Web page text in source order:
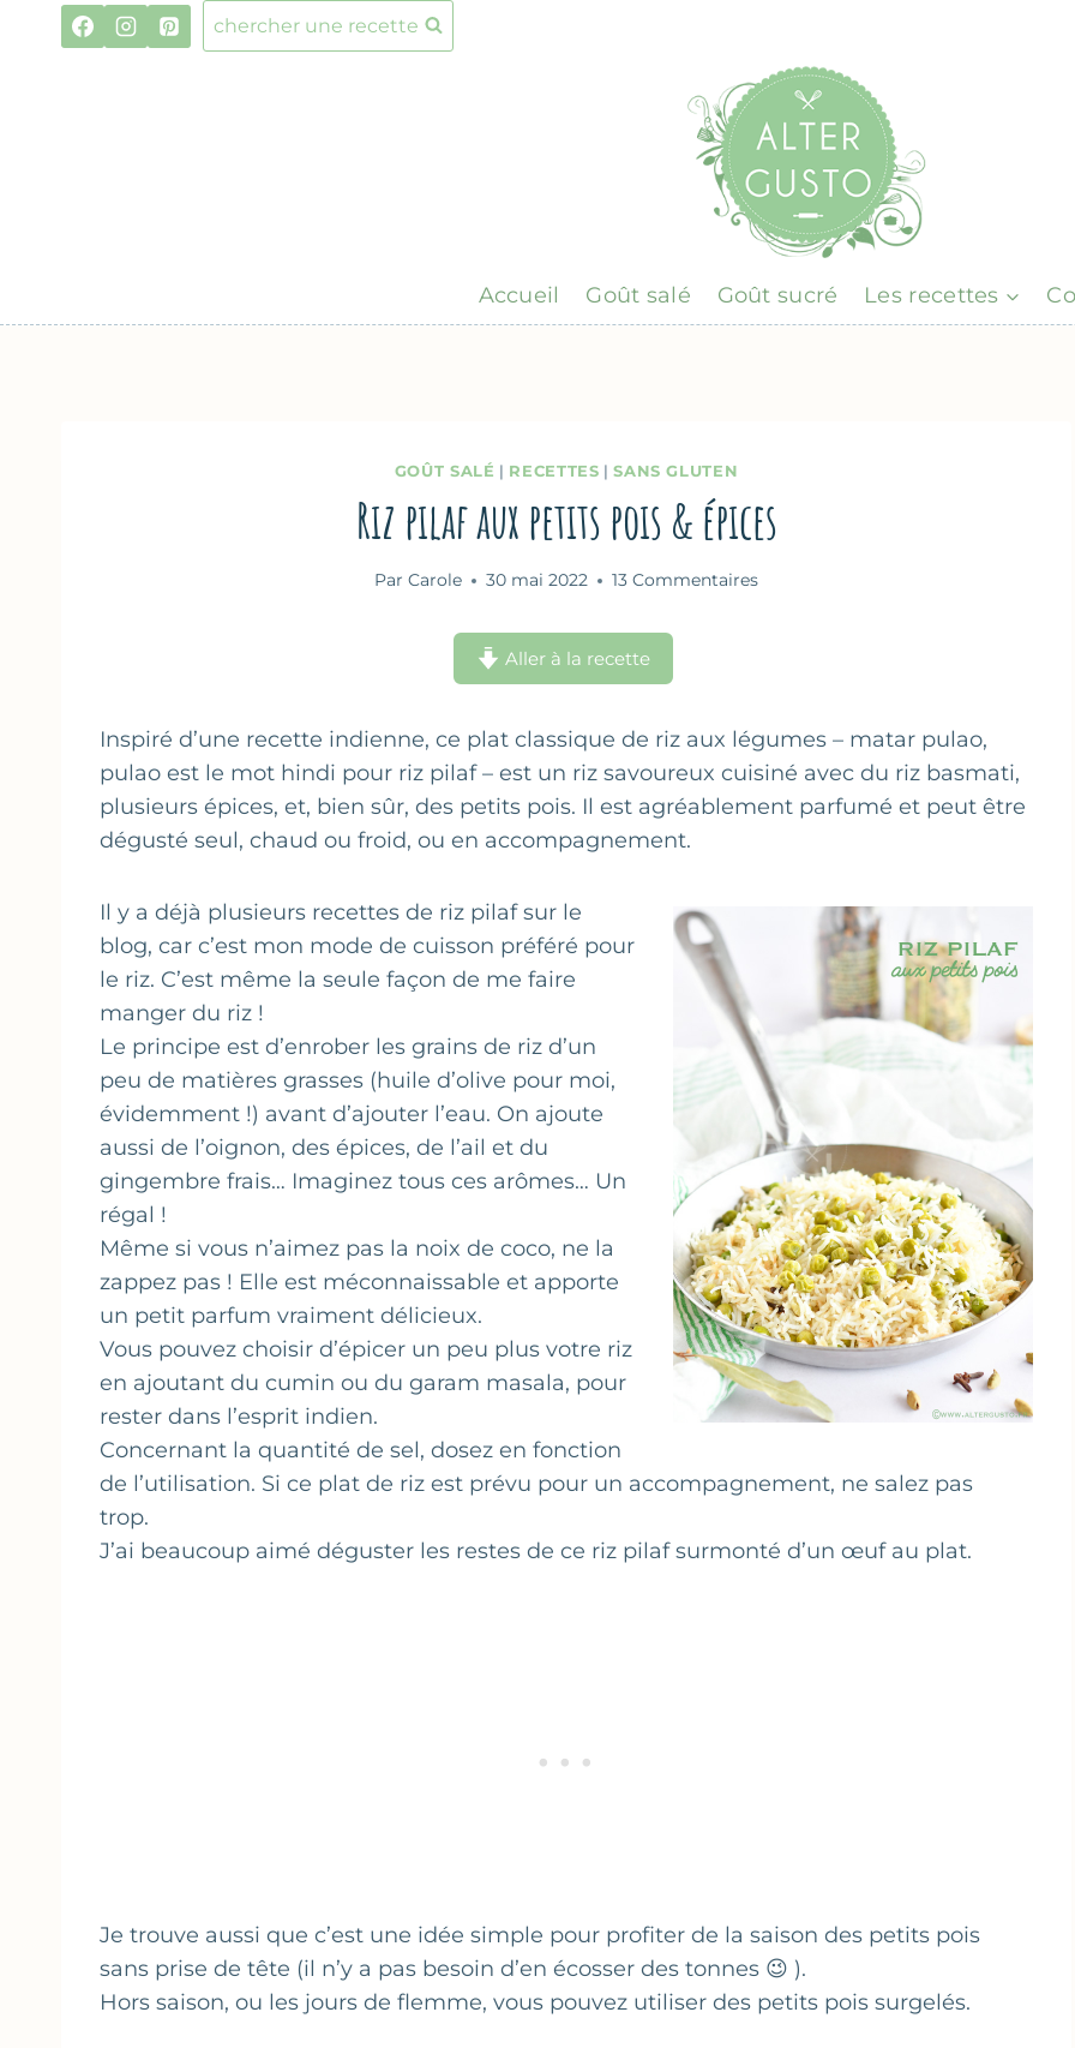
chercher une recette
Accueil Goût salé Goût sucré Les recettes
GOÛT SALÉ | RECETTES |SANS GLUTEN
Riz pilaf aux petits pois & épices
Par Carole 30 mai 2022 13 Commentaires
Aller à la recette
Inspiré d’une recette indienne, ce plat classique de riz aux légumes – matar pulao,
pulao est le mot hindi pour riz pilaf – est un riz savoureux cuisiné avec du riz basmati,
plusieurs épices, et, bien sûr, des petits pois. Il est agréablement parfumé et peut être
dégusté seul, chaud ou froid, ou en accompagnement.
Il y a déjà plusieurs recettes de riz pilaf sur le
blog, car c’est mon mode de cuisson préféré pour
le riz. C’est même la seule façon de me faire
manger du riz !
Le principe est d’enrober les grains de riz d’un
peu de matières grasses (huile d’olive pour moi,
évidemment !) avant d’ajouter l’eau. On ajoute
aussi de l’oignon, des épices, de l’ail et du
gingembre frais… Imaginez tous ces arômes… Un
régal !
Même si vous n’aimez pas la noix de coco, ne la
zappez pas ! Elle est méconnaissable et apporte
un petit parfum vraiment délicieux.
Vous pouvez choisir d’épicer un peu plus votre riz
en ajoutant du cumin ou du garam masala, pour
rester dans l’esprit indien.
Concernant la quantité de sel, dosez en fonction
de l’utilisation. Si ce plat de riz est prévu pour un accompagnement, ne salez pas
trop.
J’ai beaucoup aimé déguster les restes de ce riz pilaf surmonté d’un œuf au plat.
Je trouve aussi que c’est une idée simple pour profiter de la saison des petits pois
sans prise de tête (il n’y a pas besoin d’en écosser des tonnes 😉 ).
Hors saison, ou les jours de flemme, vous pouvez utiliser des petits pois surgelés.